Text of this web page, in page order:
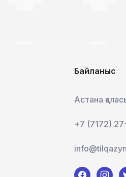
Байланыс
Астана
+7 (7172)